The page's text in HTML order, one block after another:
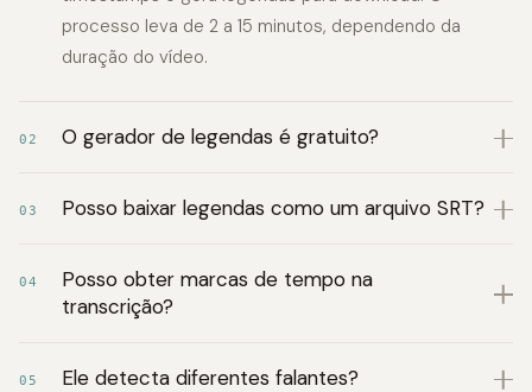
processo leva de 2 a 15 minutos, dependendo da
duração do vídeo.
02 O gerador de legendas é gratuito?
03 Posso baixar legendas como um arquivo SRT?
04
Posso obter marcas de tempo na
transcrição?
05 Ele detecta diferentes falantes?